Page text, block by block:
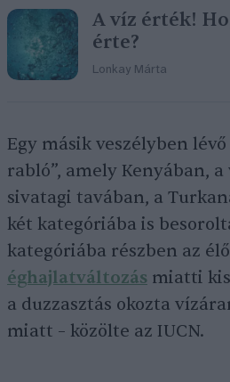
A víz érték!
érte?
Lonkay Márta
Egy másik veszélyben lévő
rabló”, amely Kenyában,
sivatagi tavában, a
két kategóriába is
kategóriába részben az
éghajlatváltozás miatti
a duzzasztás okozta
miatt – közölte az IUCN.